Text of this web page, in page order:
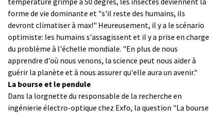
forme de vie dominante et "s'il reste des humains, ils
devront climatiser à max!" Heureusement, il y a le scénario
optimiste: les humains s'assagissent et il y a prise en charge
du problème à l'échelle mondiale. "En plus de nous
apprendre d'où nous venons, la science peut nous aider à
guérir la planète et à nous assurer qu'elle aura un avenir."
La bourse et le pendule
Dans la lorgnette du responsable de la recherche en
ingénierie électro-optique chez Exfo, la question "La bourse